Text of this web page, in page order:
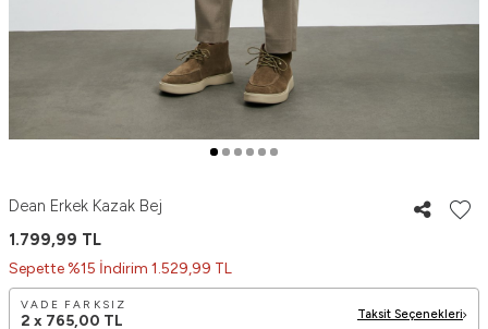
Dean Erkek Kazak Bej
1.799,99 TL
Sepette %15 İndirim 1.529,99 TL
VADE FARKSIZ
2 x 765,00 TL Taksit Seçenekleri